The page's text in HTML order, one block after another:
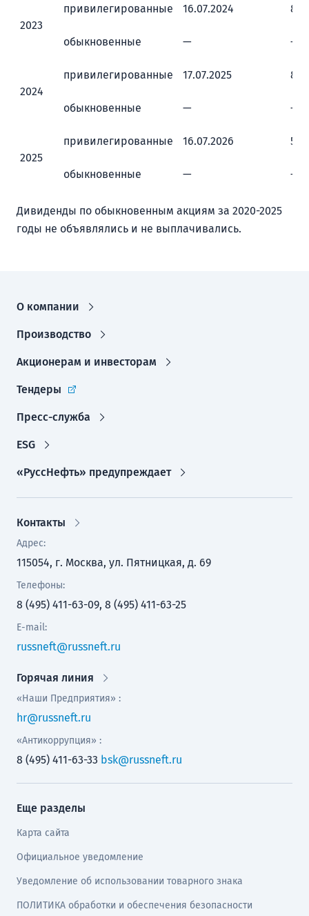
2023
привилегированные 16.07.2024
обыкновенные — —
2024
привилегированные 17.07.2025
обыкновенные — —
2025
привилегированные 16.07.2026
обыкновенные — —
Дивиденды по обыкновенным акциям за 2020-2025
годы не объявлялись и не выплачивались.
О компании
Производство
Акционерам и инвесторам
Тендеры
Пресс-служба
ESG
«РуссНефть» предупреждает
Контакты
Адрес:
115054, г. Москва, ул. Пятницкая, д. 69
Телефоны:
8 (495) 411-63-09, 8 (495) 411-63-25
E-mail:
russneft@russneft.ru
Горячая линия
«Наши Предприятия» :
hr@russneft.ru
«Антикоррупция» :
8 (495) 411-63-33 bsk@russneft.ru
Еще разделы
Карта сайта
Официальное уведомление
Уведомление об использовании товарного знака
ПОЛИТИКА обработки и обеспечения безопасности